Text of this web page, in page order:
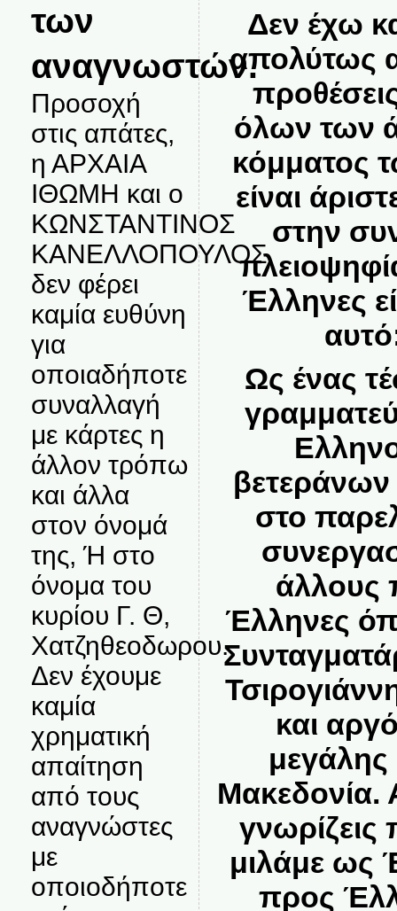
των
αναγνωστών.
Προσοχή
στις απάτες,
η ΑΡΧΑΙΑ
ΙΘΩΜΗ και ο
ΚΩΝΣΤΑΝΤΙΝΟΣ
ΚΑΝΕΛΛΟΠΟΥΛΟΣ
δεν φέρει
καμία ευθύνη
για
οποιαδήποτε
συναλλαγή
με κάρτες η
άλλον τρόπω
και άλλα
στον όνομά
της, Ή στο
όνομα του
κυρίου Γ. Θ,
Χατζηθεοδωρου.
Δεν έχουμε
καμία
χρηματική
απαίτηση
από τους
αναγνώστες
με
οποιοδήποτε
Δεν έχω
απολύτως
όλων των
κόμματος
είναι
στην
Έλληνες
Ως ένας
στο
άλλους
Έλληνες
και
Μακεδονία.
μιλάμε ως
προς